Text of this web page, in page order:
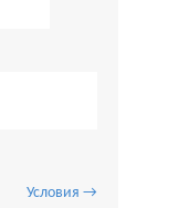
Условия →